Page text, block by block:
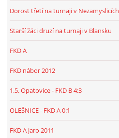
Dorost třetí na turnaji v Nezamyslicích
Starší žáci druzí na turnaji v Blansku
FKD A
FKD nábor 2012
1.5. Opatovice - FKD B 4:3
OLEŠNICE - FKD A 0:1
FKD A jaro 2011